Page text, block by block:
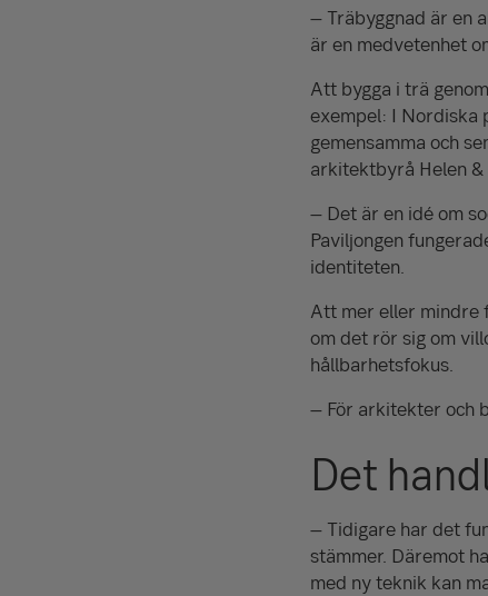
– Träbyggnad är en
är en medvetenhet
Att bygga i trä
exempel: I Nordiska
gemensamma och
arkitektbyrå Helen &
– Det är en idé om
Paviljongen
identiteten.
Att mer eller mindre
om det rör sig om
hållbarhetsfokus.
– För arkitekter och
Det
– Tidigare har det
stämmer. Däremot
med ny teknik kan